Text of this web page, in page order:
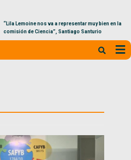
“Lila Lemoine nos va a representar muy bien en la
comisión de Ciencia”, Santiago Santurio